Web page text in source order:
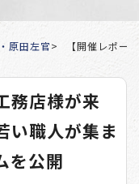
原田左官 【開催レポー
務店様が来
い職人が集ま
を公開